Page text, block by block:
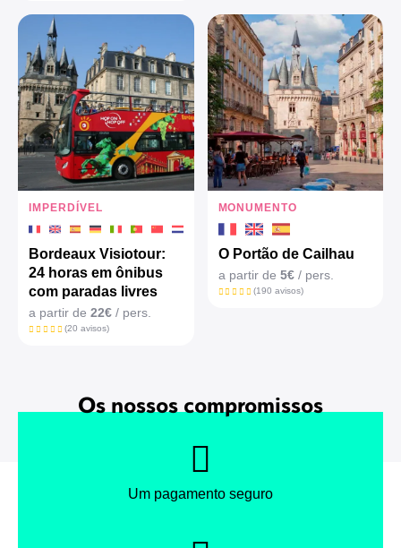
IMPERDÍVEL
Bordeaux Visiotour:
24 horas em ônibus
com paradas livres
a partir de 22€ / pers.
(20 avisos)
MONUMENTO
O Portão de Cailhau
a partir de 5€/ pers.
(190 avisos)
Os nossos compromissos
Um pagamento seguro